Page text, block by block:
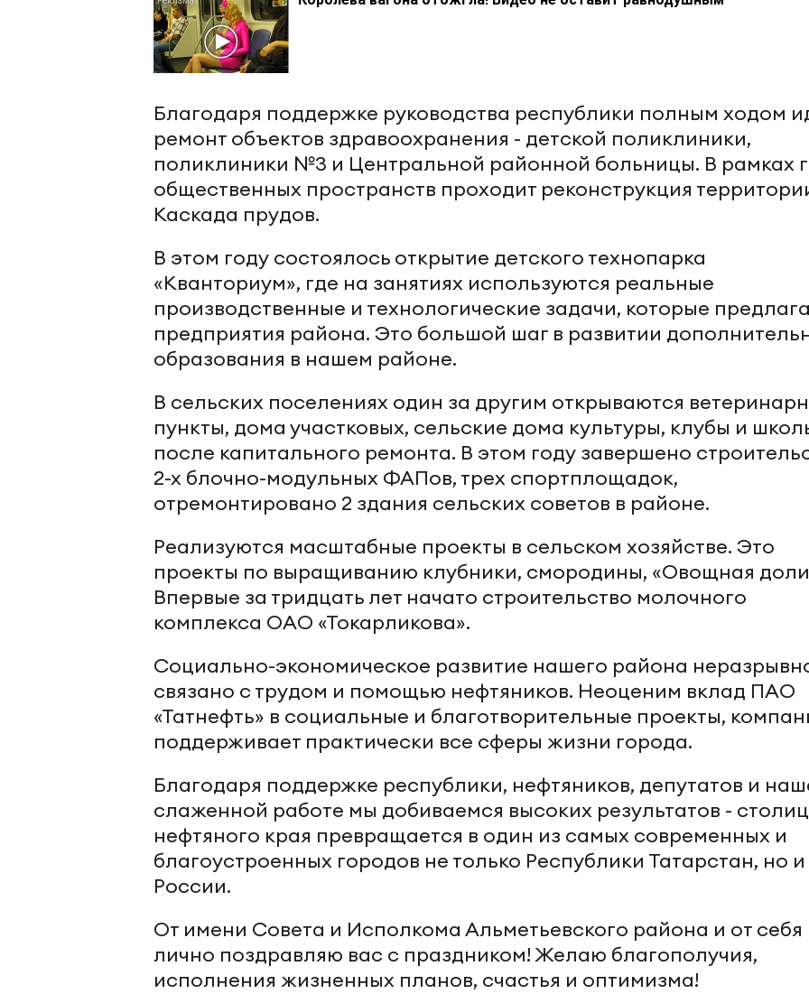
Благодаря поддержке руководства республики полным ходом
ремонт объектов здравоохранения - детской поликлиники,
поликлиники №3 и Центральной районной больницы. В рамках
общественных пространств проходит реконструкция
Каскада прудов.
В этом году состоялось открытие детского технопарка
«Кванториум», где на занятиях используются реальные
производственные и технологические задачи, которые
предприятия района. Это большой шаг в развитии
образования в нашем районе.
В сельских поселениях один за другим открываются
пункты, дома участковых, сельские дома культуры, клубы и
после капитального ремонта. В этом году завершено
2-х блочно-модульных ФАПов, трех спортплощадок,
отремонтировано 2 здания сельских советов в районе.
Реализуются масштабные проекты в сельском хозяйстве. Это
проекты по выращиванию клубники, смородины, «Овощная
Впервые за тридцать лет начато строительство молочного
комплекса ОАО «Токарликова».
Социально-экономическое развитие нашего района
связано с трудом и помощью нефтяников. Неоценим вклад ПАО
«Татнефть» в социальные и благотворительные проекты,
поддерживает практически все сферы жизни города.
Благодаря поддержке республики, нефтяников, депутатов и
слаженной работе мы добиваемся высоких результатов -
нефтяного края превращается в один из самых современных и
благоустроенных городов не только Республики Татарстан, но и
России.
От имени Совета и Исполкома Альметьевского района и от себя
лично поздравляю вас с праздником! Желаю благополучия,
исполнения жизненных планов, счастья и оптимизма!